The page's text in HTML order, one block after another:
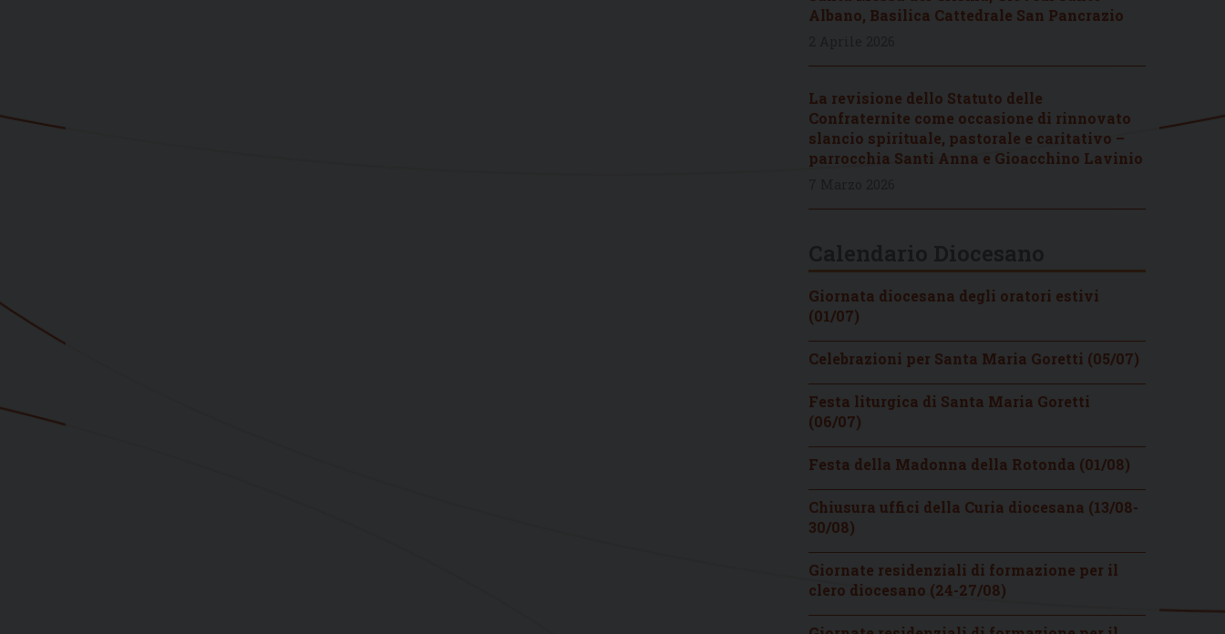
Albano, Basilica Cattedrale San Pancrazio
La revisione dello Statuto delle
Confraternite come occasione di rinnovato
slancio spirituale, pastorale e caritativo –
parrocchia Santi Anna e Gioacchino Lavinio
Giornata diocesana degli oratori estivi
(01/07)
Celebrazioni per Santa Maria Goretti (05/07)
Festa liturgica di Santa Maria Goretti
(06/07)
Festa della Madonna della Rotonda (01/08)
Chiusura uffici della Curia diocesana (13/08-
30/08)
Giornate residenziali di formazione per il
clero diocesano (24-27/08)